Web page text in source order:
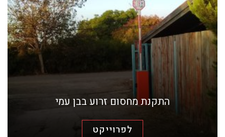
התקנת מחסום זרוע בבן עמי
לפרוייקט